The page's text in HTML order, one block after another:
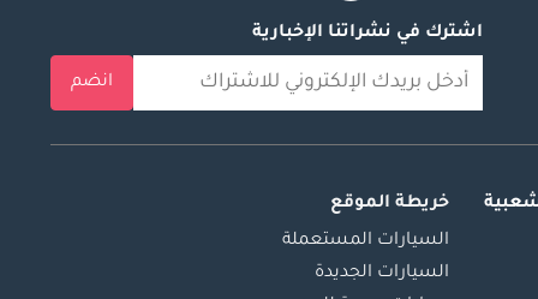
اشترك في نشراتنا الإخبارية
انضم
خريطة الموقع
السيارات المستعملة
السيارات الجديدة